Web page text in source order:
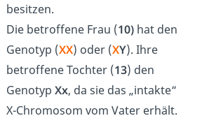
besitzen.
Die betroffene Frau (10) hat den
Genotyp (XX) oder (XY). Ihre
betroffene Tochter (13) den
GenotypXx, da sie das „intakte“
X-Chromosom vom Vater erhält.